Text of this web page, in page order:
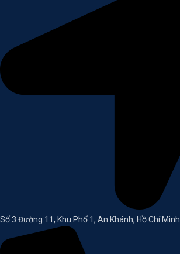
Số 3 Đường 11, Khu Phố 1, An Khánh, Hồ Chí Minh